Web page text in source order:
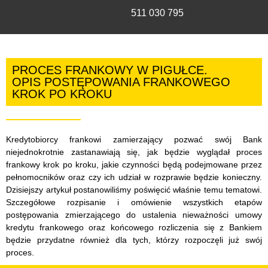
511 030 795
PROCES FRANKOWY W PIGUŁCE.
OPIS POSTĘPOWANIA FRANKOWEGO
KROK PO KROKU
Kredytobiorcy frankowi zamierzający pozwać swój Bank
niejednokrotnie zastanawiają się, jak będzie wyglądał proces
frankowy krok po kroku, jakie czynności będą podejmowane przez
pełnomocników oraz czy ich udział w rozprawie będzie konieczny.
Dzisiejszy artykuł postanowiliśmy poświęcić właśnie temu tematowi.
Szczegółowe rozpisanie i omówienie wszystkich etapów
postępowania zmierzającego do ustalenia nieważności umowy
kredytu frankowego oraz końcowego rozliczenia się z Bankiem
będzie przydatne również dla tych, którzy rozpoczęli już swój
proces.